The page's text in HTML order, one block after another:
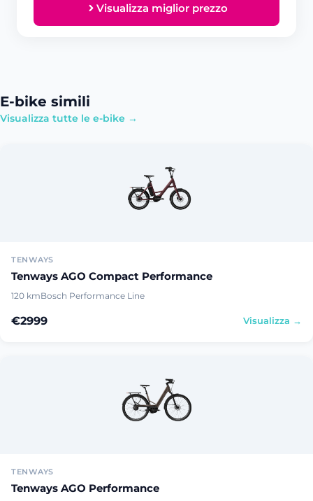
Visualizza miglior prezzo
E-bike simili
Visualizza tutte le e-bike →
TENWAYS
Tenways AGO Compact Performance
120 kmBosch Performance Line
€2999 Visualizza →
TENWAYS
Tenways AGO Performance